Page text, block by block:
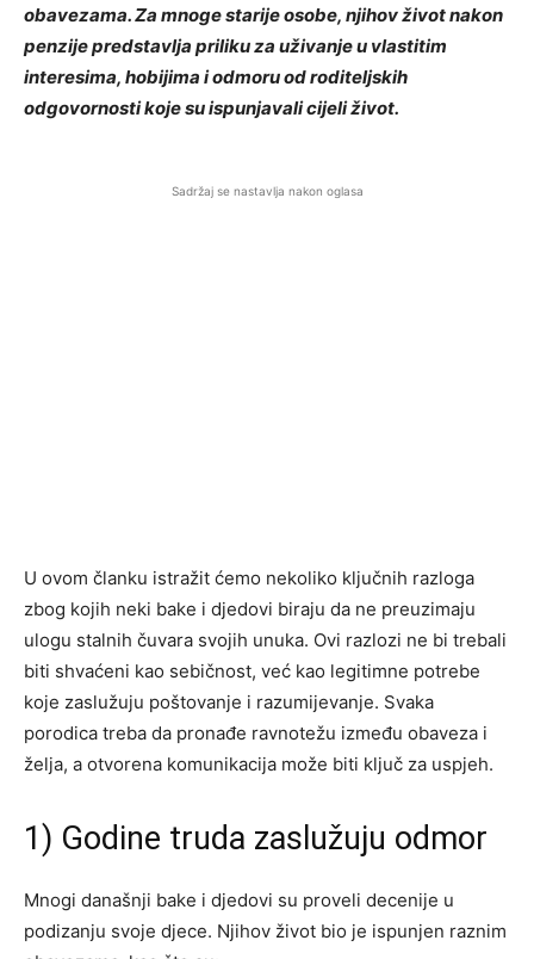
obavezama. Za mnoge starije osobe, njihov život nakon
penzije predstavlja priliku za uživanje u vlastitim
interesima, hobijima i odmoru od roditeljskih
odgovornosti koje su ispunjavali cijeli život.
Sadržaj se nastavlja nakon oglasa
U ovom članku istražit ćemo nekoliko ključnih razloga
zbog kojih neki bake i djedovi biraju da ne preuzimaju
ulogu stalnih čuvara svojih unuka. Ovi razlozi ne bi trebali
biti shvaćeni kao sebičnost, već kao legitimne potrebe
koje zaslužuju poštovanje i razumijevanje. Svaka
porodica treba da pronađe ravnotežu između obaveza i
želja, a otvorena komunikacija može biti ključ za uspjeh.
1) Godine truda zaslužuju odmor
Mnogi današnji bake i djedovi su proveli decenije u
podizanju svoje djece. Njihov život bio je ispunjen raznim